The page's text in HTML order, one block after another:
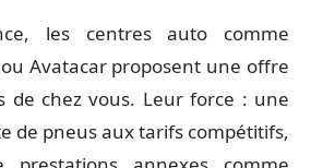
les centres auto comme
Avatacar proposent une offre
de chez vous. Leur force : une
de pneus aux tarifs compétitifs,